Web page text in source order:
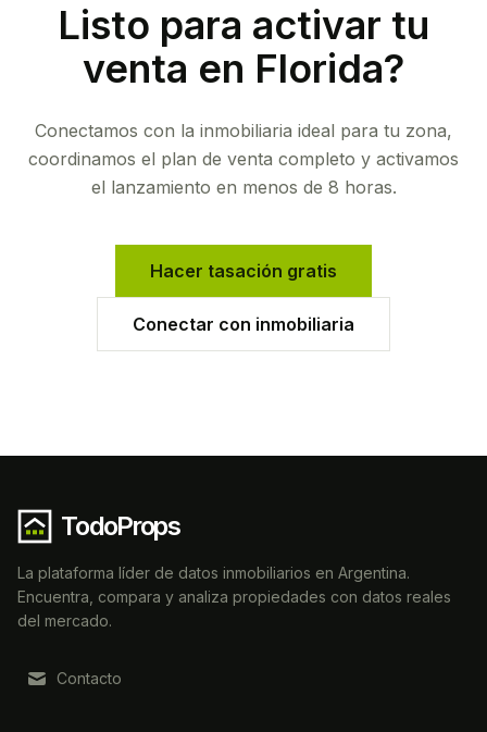
Listo para activar tu
venta en Florida?
Conectamos con la inmobiliaria ideal para tu zona,
coordinamos el plan de venta completo y activamos
el lanzamiento en menos de 8 horas.
Hacer tasación gratis
Conectar con inmobiliaria
TodoProps
La plataforma líder de datos inmobiliarios en Argentina.
Encuentra, compara y analiza propiedades con datos reales
del mercado.
Contacto